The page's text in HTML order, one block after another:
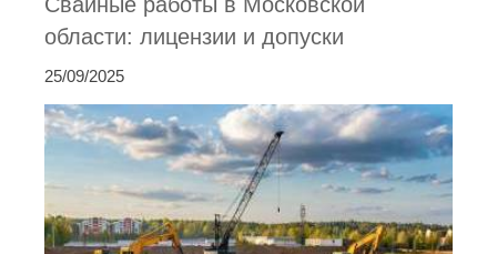
области: лицензии и допуски
25/09/2025